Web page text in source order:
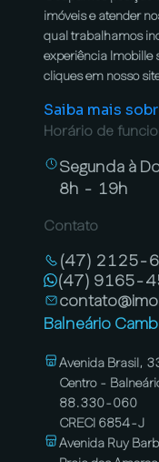
imóveis e atender
qual trabalhamos
experiência Imobille
cliques em nosso
Saiba mais
Horário de
Segunda à
8h - 19h
Contato
(47) 2125-
(47) 9165-
Balneário
Avenida Brasil,
Centro -
88.330-060
CRECI 6854-J
Avenida Ruy